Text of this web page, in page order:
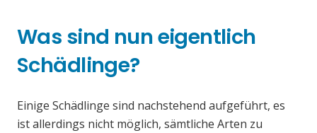
Was sind nun eigentlich
Schädlinge?
Einige Schädlinge sind nachstehend aufgeführt, es
ist allerdings nicht möglich, sämtliche Arten zu